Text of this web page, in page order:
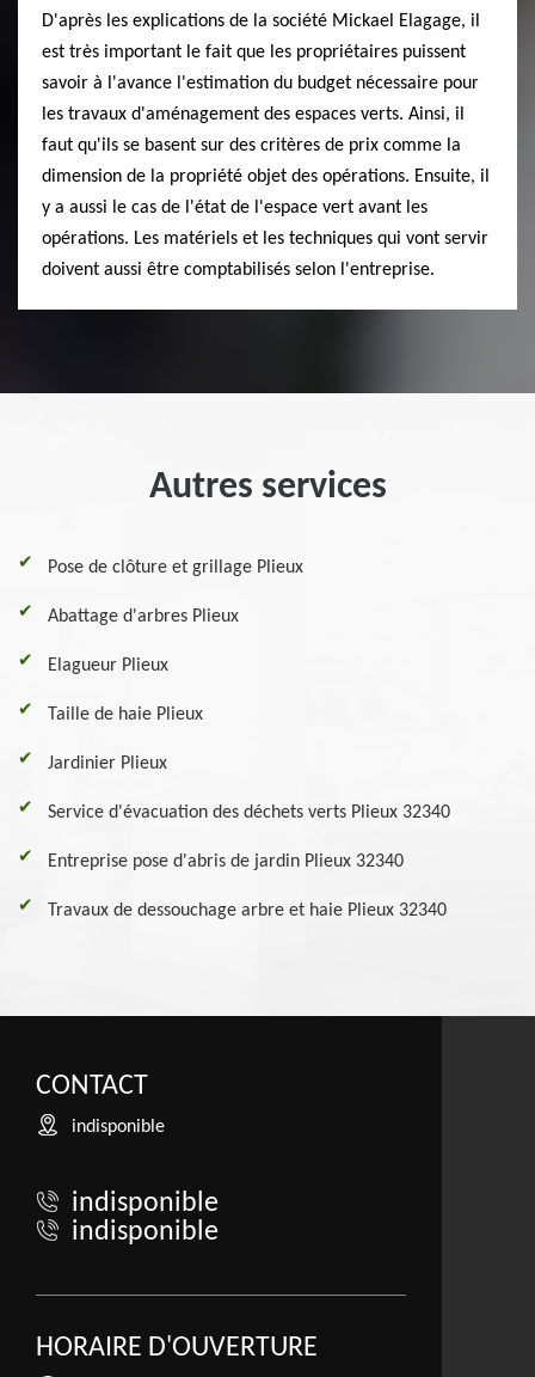
D'après les explications de la société Mickael Elagage, il
est très important le fait que les propriétaires puissent
savoir à l'avance l'estimation du budget nécessaire pour
les travaux d'aménagement des espaces verts. Ainsi, il
faut qu'ils se basent sur des critères de prix comme la
dimension de la propriété objet des opérations. Ensuite, il
y a aussi le cas de l'état de l'espace vert avant les
opérations. Les matériels et les techniques qui vont servir
doivent aussi être comptabilisés selon l'entreprise.
Autres services
Pose de clôture et grillage Plieux
Abattage d'arbres Plieux
Elagueur Plieux
Taille de haie Plieux
Jardinier Plieux
Service d'évacuation des déchets verts Plieux 32340
Entreprise pose d'abris de jardin Plieux 32340
Travaux de dessouchage arbre et haie Plieux 32340
CONTACT
indisponible
indisponible
indisponible
HORAIRE D'OUVERTURE